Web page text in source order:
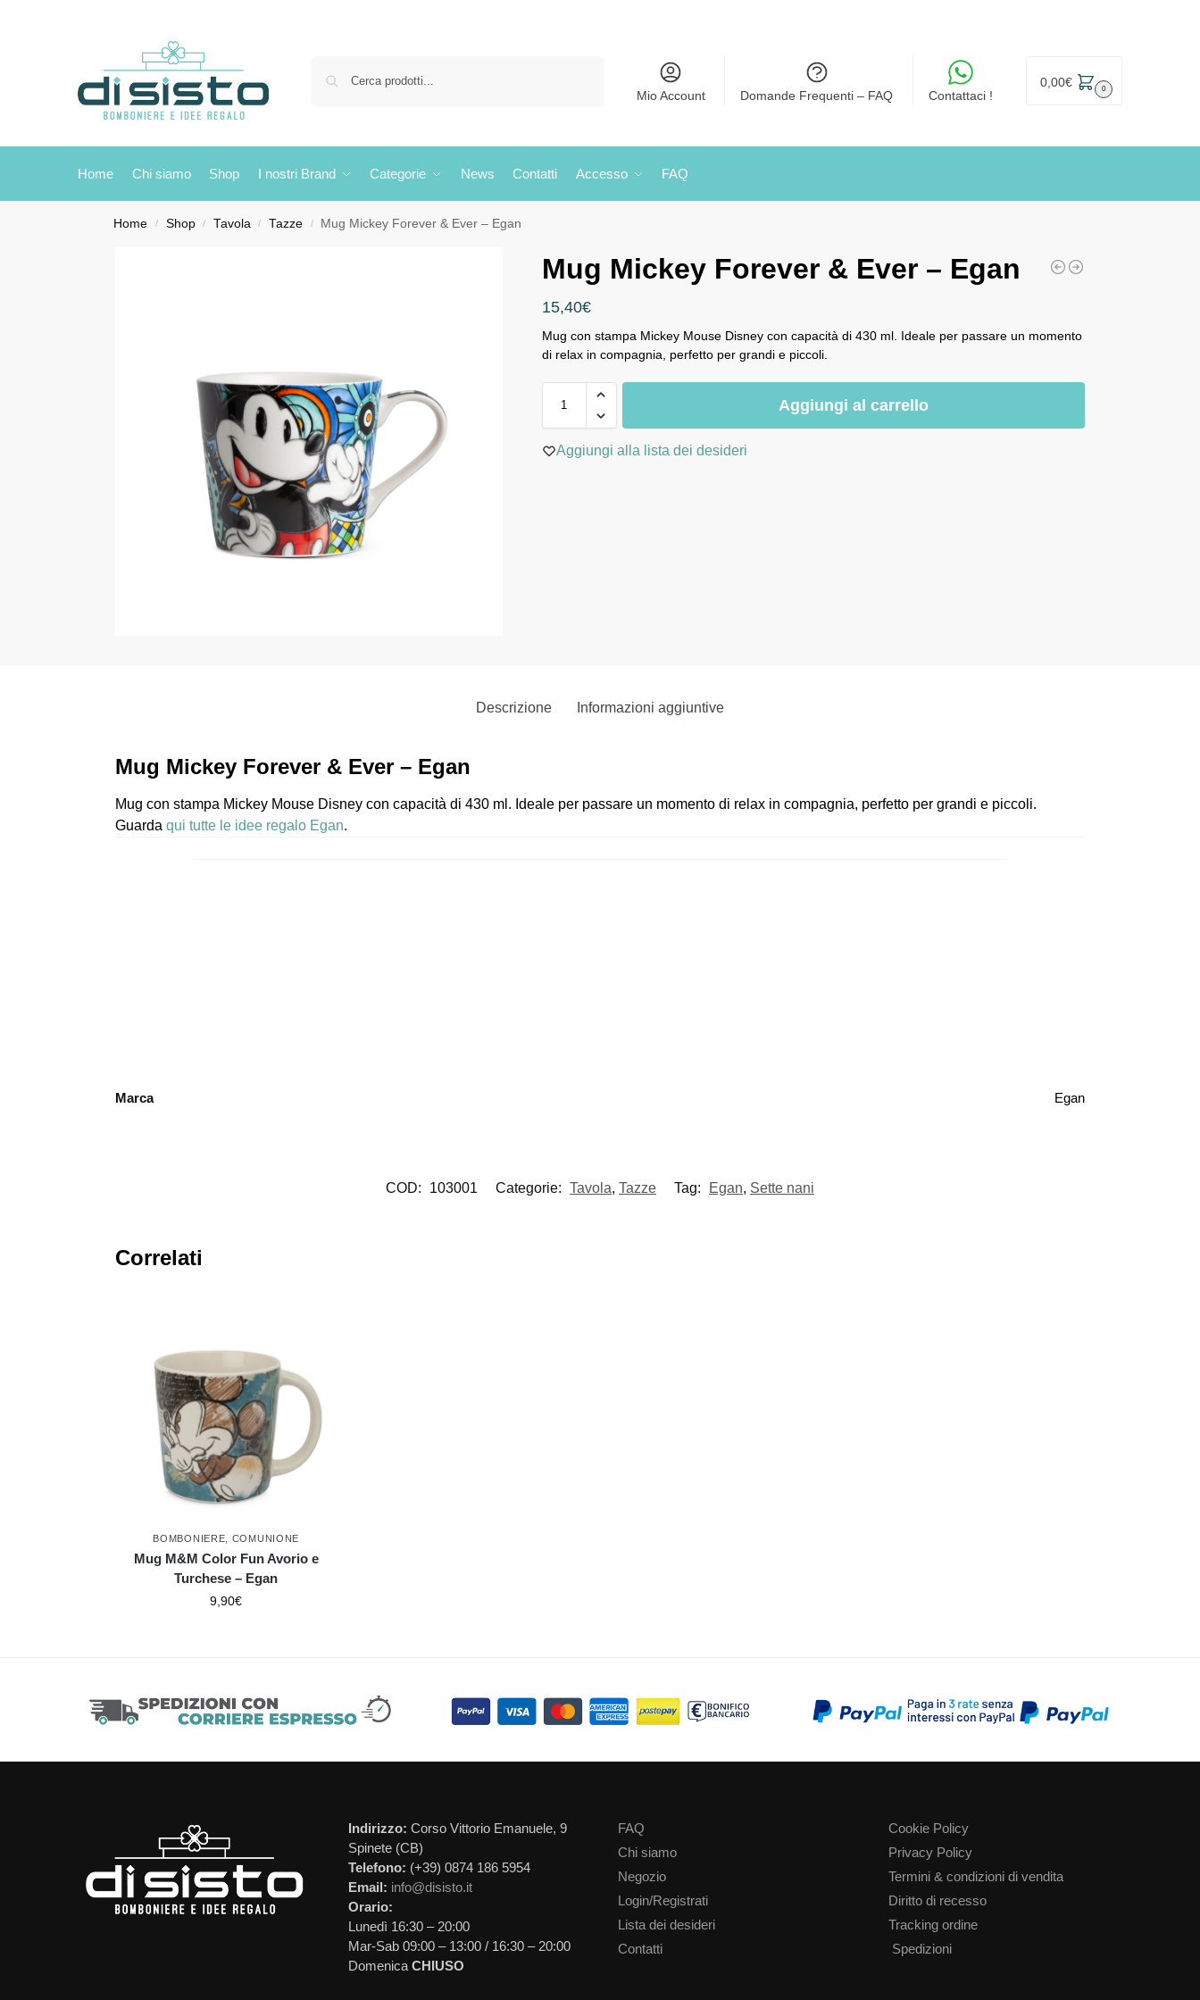
Mio Account Domande Frequenti – FAQ Contattaci !
0,00€ 0
Home Chi siamo Shop I nostri Brand Categorie News Contatti Accesso FAQ
Home / Shop / Tavola / Tazze / Mug Mickey Forever & Ever – Egan
Mug Mickey Forever & Ever – Egan
15,40€
Mug con stampa Mickey Mouse Disney con capacità di 430 ml. Ideale per passare un momento
di relax in compagnia, perfetto per grandi e piccoli.
Aggiungi al carrello
Aggiungi alla lista dei desideri
Descrizione Informazioni aggiuntive
Mug Mickey Forever & Ever – Egan
Mug con stampa Mickey Mouse Disney con capacità di 430 ml. Ideale per passare un momento di relax in compagnia, perfetto per grandi e piccoli.
Guarda qui tutte le idee regalo Egan.
Marca Egan
COD: 103001 Categorie: Tavola, Tazze Tag: Egan, Sette nani
Correlati
BOMBONIERE COMUNIONE
Mug M&M Color Fun Avorio e
Turchese – Egan
9,90€
Indirizzo: Corso Vittorio Emanuele, 9
Spinete (CB)
Telefono: (+39) 0874 186 5954
Email: info@disisto.it
Orario:
Lunedì 16:30 – 20:00
Mar-Sab 09:00 – 13:00 / 16:30 – 20:00
Domenica CHIUSO
FAQ
Chi siamo
Negozio
Login/Registrati
Lista dei desideri
Contatti
Cookie Policy
Privacy Policy
Termini & condizioni di vendita
Diritto di recesso
Tracking ordine
Spedizioni